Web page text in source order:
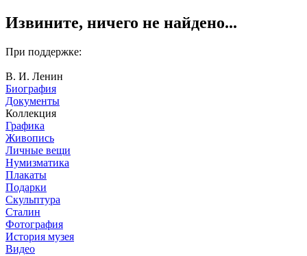
Извините, ничего не найдено...
При поддержке:
В. И. Ленин
Биография
Документы
Коллекция
Графика
Живопись
Личные вещи
Нумизматика
Плакаты
Подарки
Скульптура
Сталин
Фотография
История музея
Видео